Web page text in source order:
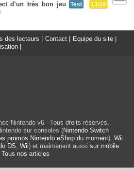
d’un très bon jeu
Test
13/20
des lecteurs Contact Equipe du site
Nintendo v6 - Tous droits réservés.
sur consoles (Nintendo Switch
promos Nintendo eShop du moment), Wii
DS, Wii) et maintenant aussi sur mobile.
Tous nos articles